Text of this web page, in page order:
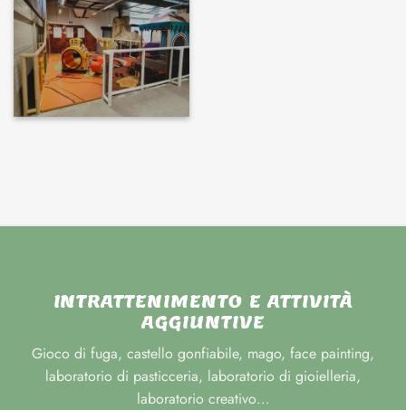
INTRATTENIMENTO E ATTIVITÀ
AGGIUNTIVE
Gioco di fuga, castello gonfiabile, mago, face painting,
laboratorio di pasticceria, laboratorio di gioielleria,
laboratorio creativo…